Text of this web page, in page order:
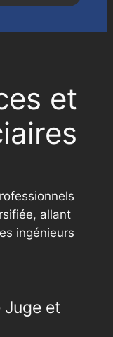
et
allant
ingénieurs
Juge et